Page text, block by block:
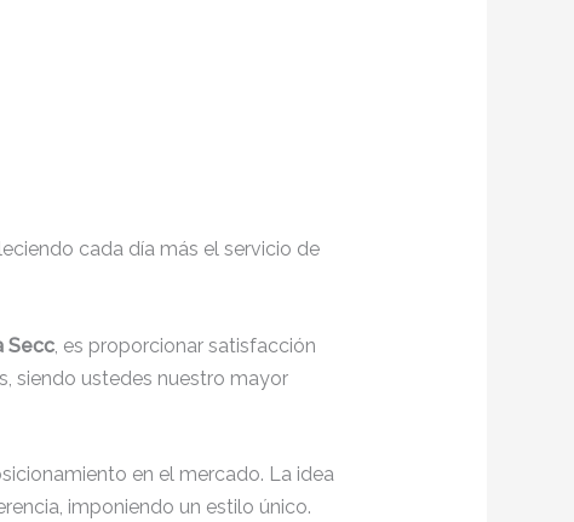
cada día más el servicio de
Secc, es proporcionar satisfacción
siendo ustedes nuestro mayor
en el mercado. La idea
imponiendo un estilo único.